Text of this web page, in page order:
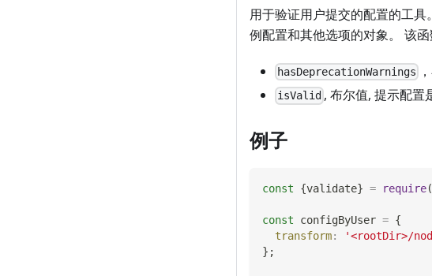
用于验证用户提交的配置的工
例配置和其他选项的对象。 该
hasDeprecationWarnings
isValid , 布尔值, 提示配置
例子
const {validate} = require(
const configByUser = {
transform: '<rootDir>/
} ;